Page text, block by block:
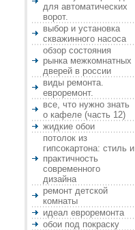
для автоматических
ворот.
выбор и установка
скважинного насоса
обзор состояния
рынка межкомнатных
дверей в россии
виды ремонта.
евроремонт.
все, что нужно знать
о кафеле (часть 12)
жидкие обои
потолок из
гипсокартона: стиль и
практичность
современного
дизайна
ремонт детской
комнаты
идеал евроремонта
обои под покраску